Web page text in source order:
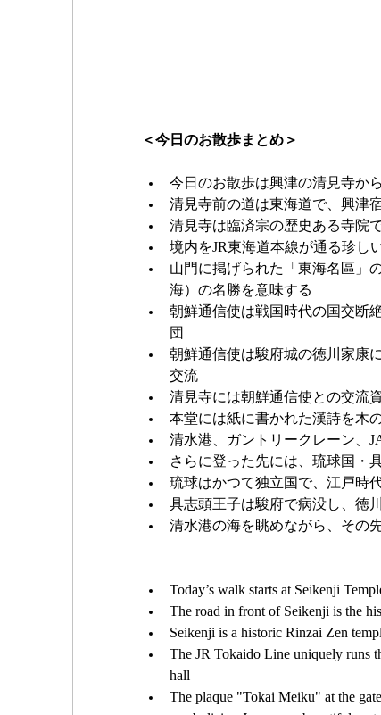
＜今日のお散歩まとめ＞
今日のお散歩は興津の清見寺か
清見寺前の道は東海道で、興津
清見寺は臨済宗の歴史ある寺院
境内をJR東海道本線が通る珍し
山門に掲げられた「東海名區」
海）の名勝を意味する
朝鮮通信使は戦国時代の国交断
団
朝鮮通信使は駿府城の徳川家康
交流
清見寺には朝鮮通信使との交流
本堂には紙に書かれた漢詩を木
清水港、ガントリークレーン、
さらに登った先には、琉球国・
琉球はかつて独立国で、江戸時
具志頭王子は駿府で病没し、徳
清水港の海を眺めながら、その
Today’s walk starts at Seikenji
The road in front of Seikenji is the
Seikenji is a historic Rinzai Zen
The JR Tokaido Line uniquely runs
hall
The plaque "Tokai Meiku" at the